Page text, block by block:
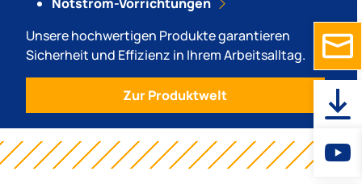
Unsere hochwertigen Produkte garantieren
Sicherheit und Effizienz in Ihrem Arbeitsalltag.
Zur Produktwelt